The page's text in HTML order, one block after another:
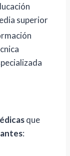
superior
que
: